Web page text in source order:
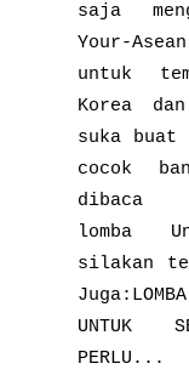
saja
Your-
untuk
Korea
suka
cocok
dibaca
lomba
silakan
UNTUK
PERLU...